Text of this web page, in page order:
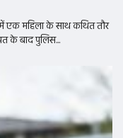
में एक महिला के साथ कथित तौर
के बाद पुलिस...